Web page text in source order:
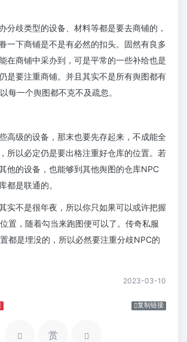
分歧类型的设备、材料等都是要去商铺的，
一下商铺是不是有必然的扣头。固然有良多
在商铺中采办到，可是平常的一些补给也是
是要注重商铺。并且其实不是所有舆图都有
每一个舆图都不克不及疏忽。
高级的设备，那末也要先存起来，不成能全
所以必定仍是要出格注重好仓库的位置。若
他的设备，也能够到其他舆图的仓库NPC
都是联通的。
实不是很年夜，所以你只如果可以或许把握
置，随着勾当来跑图便可以了。传奇私服
都是埋没的，所以必然要注重分歧NPC的
2023-03-10
复制链接
赏